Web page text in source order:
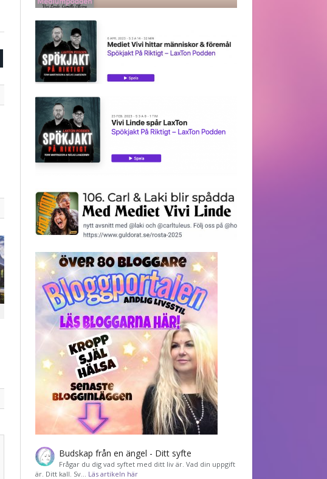
Budskap från en ängel - Ditt syfte
Frågar du dig vad syftet med ditt liv är. Vad din uppgift
är. Ditt kall. Sv… Läs artikeln här